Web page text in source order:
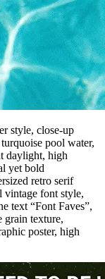
style, close-up
pool water,
daylight, high
yet bold
retro serif
vintage font style,
text “Font Faves”,
grain texture,
poster, high